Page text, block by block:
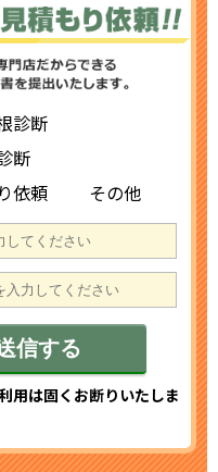
診断
断
依頼
その他
用は固くお断りいたしま